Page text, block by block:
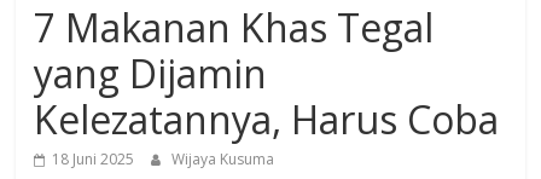
7 Makanan Khas Tegal
yang Dijamin
Kelezatannya, Harus Coba
18 Juni 2025 Wijaya Kusuma